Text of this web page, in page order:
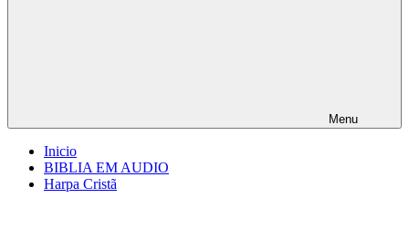
Menu
Inicio
BIBLIA EM AUDIO
Harpa Cristã